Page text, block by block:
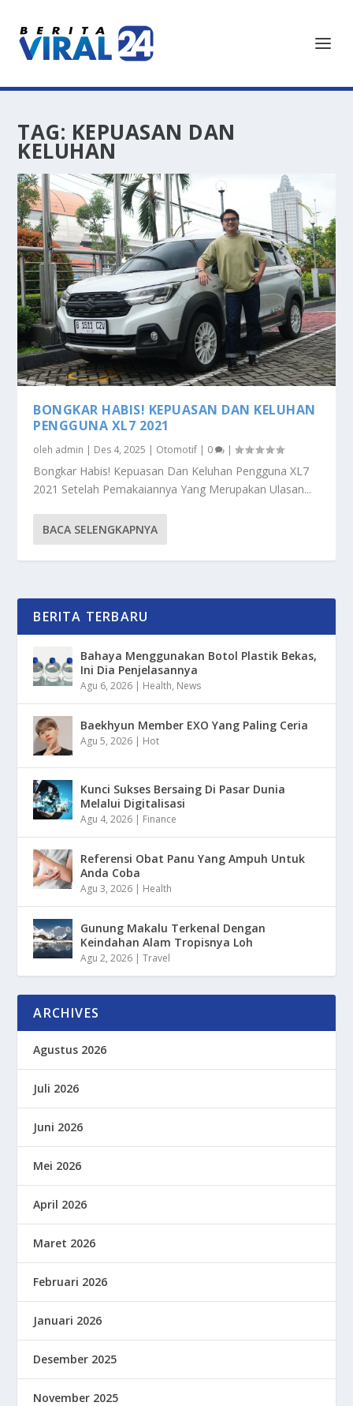
TAG: KEPUASAN DAN
KELUHAN
BONGKAR HABIS! KEPUASAN DAN KELUHAN
PENGGUNA XL7 2021
oleh admin | Des 4, 2025 | Otomotif | 0 |
Bongkar Habis! Kepuasan Dan Keluhan Pengguna XL7
2021 Setelah Pemakaiannya Yang Merupakan Ulasan...
BACA SELENGKAPNYA
BERITA TERBARU
Bahaya Menggunakan Botol Plastik Bekas,
Ini Dia Penjelasannya
Agu 6, 2026 | Health, News
Baekhyun Member EXO Yang Paling Ceria
Agu 5, 2026 | Hot
Kunci Sukses Bersaing Di Pasar Dunia
Melalui Digitalisasi
Agu 4, 2026 | Finance
Referensi Obat Panu Yang Ampuh Untuk
Anda Coba
Agu 3, 2026 | Health
Gunung Makalu Terkenal Dengan
Keindahan Alam Tropisnya Loh
Agu 2, 2026 |Travel
ARCHIVES
Agustus 2026
Juli 2026
Juni 2026
Mei 2026
April 2026
Maret 2026
Februari 2026
Januari 2026
Desember 2025
November 2025